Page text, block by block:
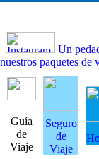
Un
nuestros paquetes de
Guía
de
Viaje
Seguro
de
Viaje